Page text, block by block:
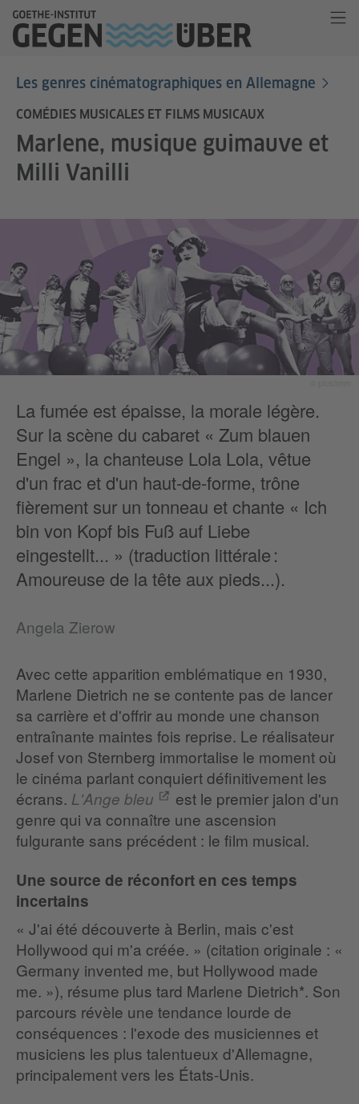
Les genres cinématographiques en Allemagne
COMÉDIES MUSICALES ET FILMS MUSICAUX
Marlene, musique guimauve et
Milli Vanilli
La fumée est épaisse, la morale légère.
Sur la scène du cabaret « Zum blauen
Engel », la chanteuse Lola Lola, vêtue
d'un frac et d'un haut-de-forme, trône
fièrement sur un tonneau et chante « Ich
bin von Kopf bis Fuß auf Liebe
eingestellt... » (traduction littérale :
Amoureuse de la tête aux pieds...).
Angela Zierow
Avec cette apparition emblématique en 1930,
Marlene Dietrich ne se contente pas de lancer
sa carrière et d'offrir au monde une chanson
entraînante maintes fois reprise. Le réalisateur
Josef von Sternberg immortalise le moment où
le cinéma parlant conquiert définitivement les
écrans. L'Ange bleu
est le premier jalon d'un
genre qui va connaître une ascension
fulgurante sans précédent : le film musical.
Une source de réconfort en ces temps
incertains
« J'ai été découverte à Berlin, mais c'est
Hollywood qui m'a créée. » (citation originale : «
Germany invented me, but Hollywood made
me. »), résume plus tard Marlene Dietrich*. Son
parcours révèle une tendance lourde de
conséquences : l'exode des musiciennes et
musiciens les plus talentueux d'Allemagne,
principalement vers les États-Unis.